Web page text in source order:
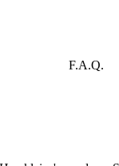
F.A.Q.